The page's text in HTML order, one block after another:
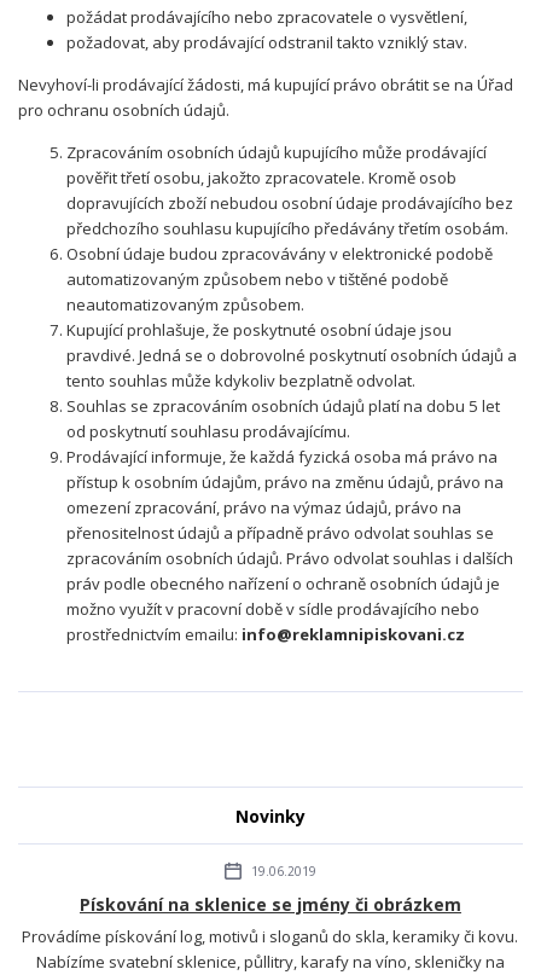
Novinky
19.06.2019
Pískování na sklenice se jmény či obrázkem
Provádíme pískování log, motivů i sloganů do skla, keramiky či kovu.
Nabízíme svatební sklenice, půllitry, karafy na víno, skleničky na
požádat prodávajícího nebo zpracovatele o vysvětlení,
požadovat, aby prodávající odstranil takto vzniklý stav.
Nevyhoví-li prodávající žádosti, má kupující právo obrátit se na Úřad
pro ochranu osobních údajů.
Zpracováním osobních údajů kupujícího může prodávající
pověřit třetí osobu, jakožto zpracovatele. Kromě osob
dopravujících zboží nebudou osobní údaje prodávajícího bez
předchozího souhlasu kupujícího předávány třetím osobám.
Osobní údaje budou zpracovávány v elektronické podobě
automatizovaným způsobem nebo v tištěné podobě
neautomatizovaným způsobem.
Kupující prohlašuje, že poskytnuté osobní údaje jsou
pravdivé. Jedná se o dobrovolné poskytnutí osobních údajů a
tento souhlas může kdykoliv bezplatně odvolat.
Souhlas se zpracováním osobních údajů platí na dobu 5 let
od poskytnutí souhlasu prodávajícímu.
Prodávající informuje, že každá fyzická osoba má právo na
přístup k osobním údajům, právo na změnu údajů, právo na
omezení zpracování, právo na výmaz údajů, právo na
přenositelnost údajů a případně právo odvolat souhlas se
zpracováním osobních údajů. Právo odvolat souhlas i dalších
práv podle obecného nařízení o ochraně osobních údajů je
možno využít v pracovní době v sídle prodávajícího nebo
prostřednictvím emailu: info@reklamnipiskovani.cz